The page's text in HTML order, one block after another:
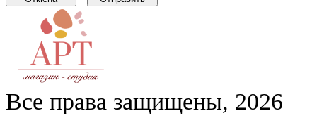
Все права защищены, 2026